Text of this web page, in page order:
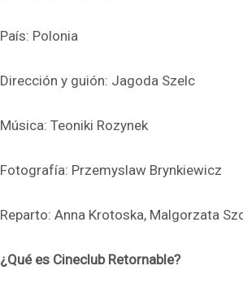
País: Polonia
Dirección y guión: Jagoda Szelc
Música: Teoniki Rozynek
Fotografía: Przemyslaw Brynkiewicz
Reparto: Anna Krotoska, Malgorzata
¿Qué es Cineclub Retornable?